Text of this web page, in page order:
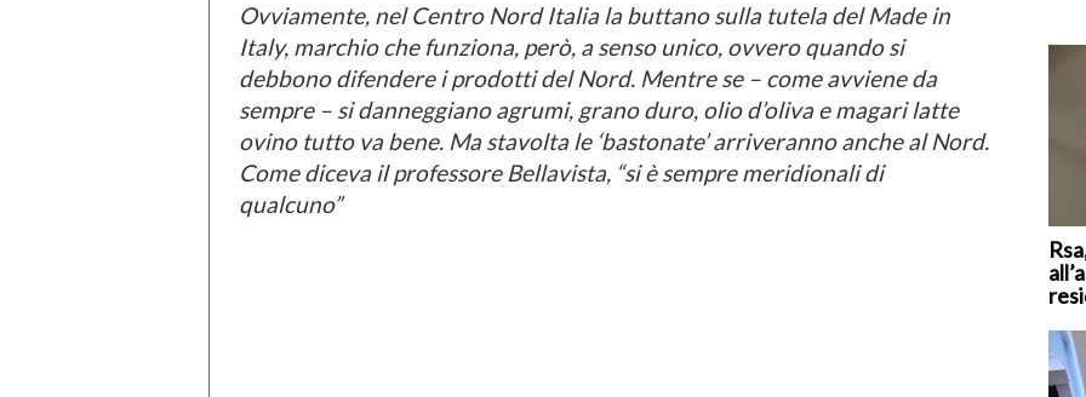
Ovviamente, nel Centro Nord Italia la buttano sulla tutela del Made in
Italy, marchio che funziona, però, a senso unico, ovvero quando si
debbono difendere i prodotti del Nord. Mentre se – come avviene da
sempre – si danneggiano agrumi, grano duro, olio d’oliva e magari latte
ovino tutto va bene. Ma stavolta le ‘bastonate’ arriveranno anche al Nord.
Come diceva il professore Bellavista, “si è sempre meridionali di
qualcuno”